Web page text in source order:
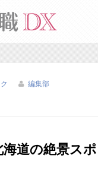
編集部
道の絶景ス